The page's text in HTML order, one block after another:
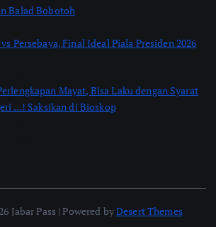
Balad Bobotoh
Persebaya, Final Ideal Piala Presiden 2026
Mayat, Bisa Laku dengan Syarat
…! Saksikan di Bioskop
Jabar Pass | Powered byDesert Themes